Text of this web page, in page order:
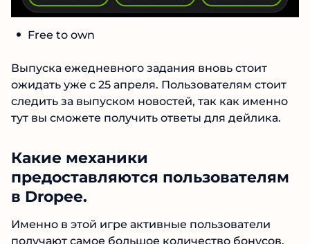
Free to own
Выпуска ежедневного задания вновь стоит
ожидать уже с 25 апреля. Пользователям стоит
следить за выпуском новостей, так как именно
тут вы сможете получить ответы для дейлика.
Какие механики
предоставляются пользователям
в Dropee.
Именно в этой игре активные пользователи
получают самое большое количество бонусов.